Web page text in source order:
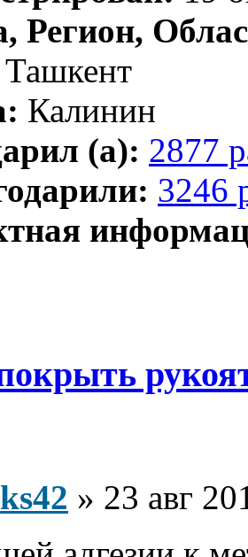
Регион,
Ташкент
Калинин
(а): 2877
3246
» 23 авг